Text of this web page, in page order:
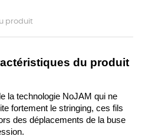
produit
du produit
la technologie NoJAM qui ne
fortement le stringing, ces fils
des déplacements de la buse